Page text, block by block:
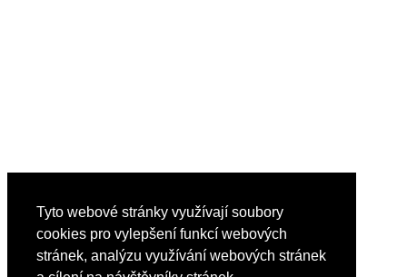
Tyto webové stránky využívají soubory
cookies pro vylepšení funkcí webových
stránek, analýzu využívání webových stránek